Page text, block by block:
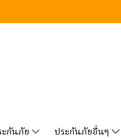
กันภัย ประกันภัยอื่นๆ